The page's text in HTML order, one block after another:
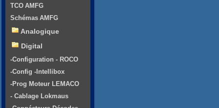
TCO AMFG
Schémas AMFG
Analogique
Digital
-Configuration - ROCO
-Config -Intellibox
-Prog Moteur LEMACO
- Cablage Lokmaus